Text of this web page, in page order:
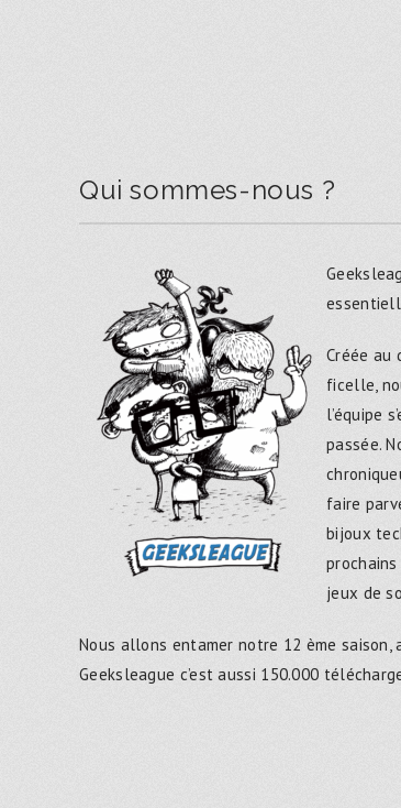
Qui sommes-nous ?
Créée au
ficelle,
l’équipe
passée.
faire
bijoux
jeux de
Nous allons entamer notre 12 ème
Geeksleague c’est aussi 150.000